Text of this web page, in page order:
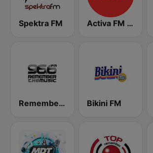
Spektra FM Activa FM Valencia
Remember the Music FM Bikini FM